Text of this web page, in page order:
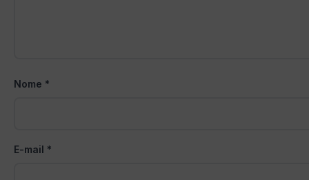
Nome *
E-mail *